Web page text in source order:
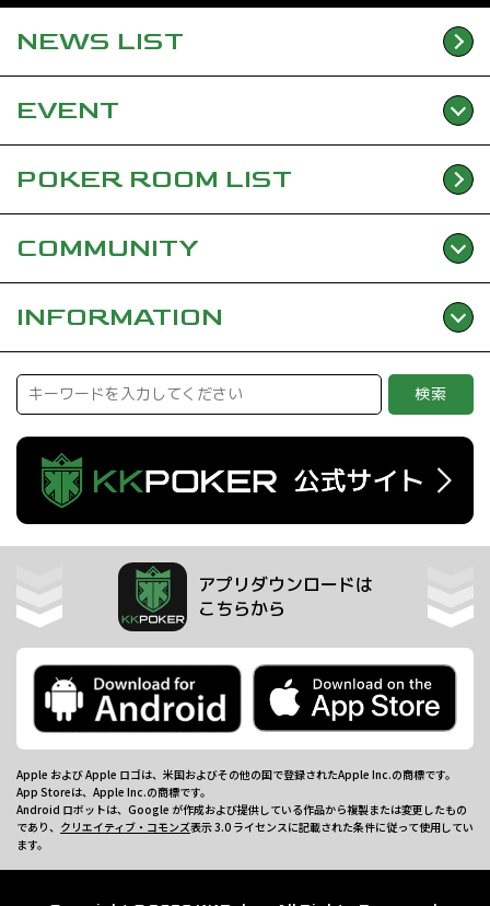
NEWS LIST
EVENT
POKER ROOM LIST
COMMUNITY
INFORMATION
検索
アプリダウンロードは
こちらから
Apple および Apple ロゴは、米国およびその他の国で登録されたApple Inc.の商標です。
App Storeは、Apple Inc.の商標です。
Android ロボットは、Google が作成および提供している作品から複製または変更したもの
であり、 クリエイティブ・コモンズ表示 3.0 ライセンスに記載された条件に従って使用してい
ます。